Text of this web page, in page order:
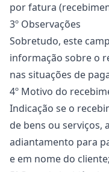
por fatura
3º Observações
Sobretudo, este
informação sobre o
nas situações de
4º Motivo do
Indicação se o
de bens ou serviços,
adiantamento para
e em nome do cliente;